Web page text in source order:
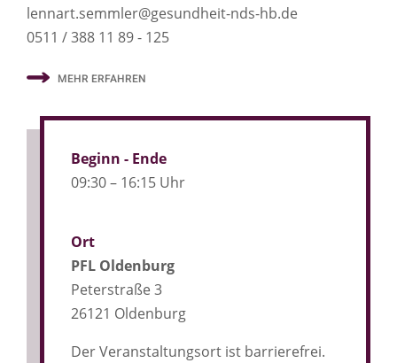
lennart.semmler@gesundheit-nds-hb.de
0511 / 388 11 89 - 125
MEHR ERFAHREN
Beginn - Ende
09:30 – 16:15 Uhr
Ort
PFL Oldenburg
Peterstraße 3
26121 Oldenburg
Der Veranstaltungsort ist barrierefrei.